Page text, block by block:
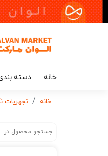
خانه دسته
خانه تجهزیات